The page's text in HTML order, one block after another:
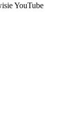
YouTube